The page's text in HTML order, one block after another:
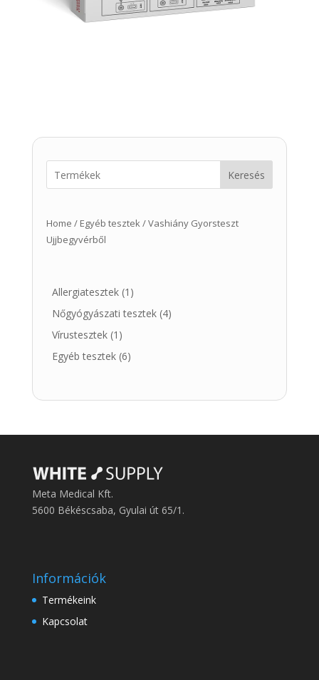
Keresés
Home / Egyéb tesztek/ Vashiány Gyorsteszt
Ujjbegyvérből
Allergiatesztek 1 1
product
Nőgyógyászati tesztek 44
Vírustesztek 1 1
product
Egyéb tesztek 66
Meta Medical Kft.
5600 Békéscsaba, Gyulai út 65/1.
Információk
Termékeink
Kapcsolat